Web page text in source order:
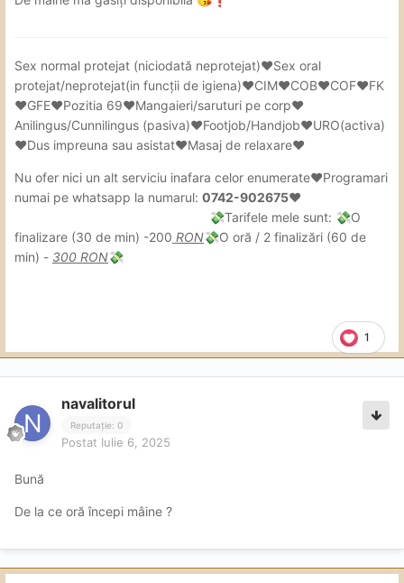
1
Sex normal protejat (niciodată neprotejat)❤Sex oral
protejat/neprotejat(in funcții de igiena)❤CIM❤COB❤COF❤FK
❤GFE❤Pozitia 69❤Mangaieri/saruturi pe corp❤
Anilingus/Cunnilingus (pasiva)❤Footjob/Handjob❤URO(activa)
❤Dus impreuna sau asistat❤Masaj de relaxare❤
Nu ofer nici un alt serviciu inafara celor enumerate❤Programari
numai pe whatsapp la numarul: 0742-902675❤
💸Tarifele mele sunt: 💸O
finalizare (30 de min) -200 RON💸O oră / 2 finalizări (60 de
min) - 300 RON💸
navalitorul
Reputație: 0
Postat Iulie 6, 2025
Bună
De la ce oră începi mâine ?